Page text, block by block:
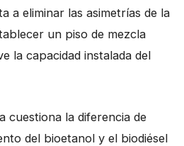
a eliminar las asimetrías de la
un piso de mezcla
la capacidad instalada del
cuestiona la diferencia de
del bioetanol y el biodiésel